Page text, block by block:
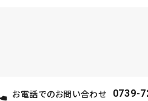
お電話でのお問い合わせ 0739-